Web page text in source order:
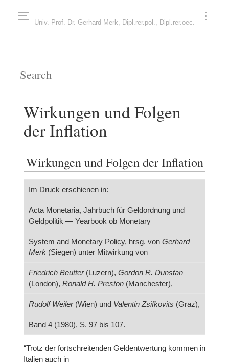
Univ.-Prof. Dr. Gerhard Merk, Dipl.rer.pol., Dipl.rer.oec.
Wirkungen und Folgen
der Inflation
Wirkungen und Folgen der Inflation
Im Druck erschienen in:
Acta Monetaria, Jahrbuch für Geldordnung und
Geldpolitik — Yearbook ob Monetary
System and Monetary Policy, hrsg. von Gerhard
Merk (Siegen) unter Mitwirkung von
Friedrich Beutter(Luzern), Gordon R. Dunstan
(London), Ronald H. Preston (Manchester),
Rudolf Weiler(Wien) und Valentin Zsifkovits (Graz),
Band 4 (1980), S. 97 bis 107.
“Trotz der fortschreitenden Geldentwertung kommen in
Italien auch in